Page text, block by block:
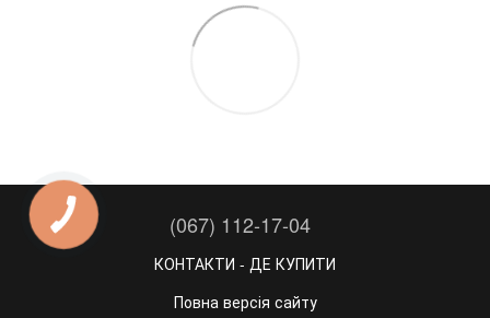
(067) 112-17-04
КОНТАКТИ - ДЕ КУПИТИ
Повна версія сайту